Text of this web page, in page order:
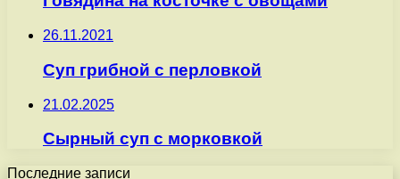
26.11.2021
Суп грибной с перловкой
21.02.2025
Сырный суп с морковкой
Последние записи